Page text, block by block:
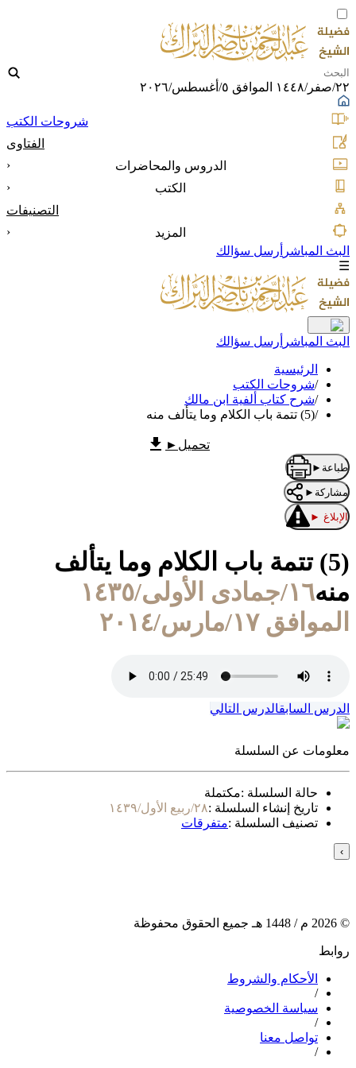
٢٢/صفر/١٤٤٨ الموافق ٥/أغسطس/٢٠٢٦
شروحات الكتب
الفتاوى
الدروس والمحاضرات
‹
الكتب
‹
التصنيفات
المزيد
‹
البث المباشر أرسل سؤالك
☰
البث المباشر أرسل سؤالك
الرئيسية
/شروحات الكتب
/شرح كتاب ألفية ابن مالك
/(5) تتمة باب الكلام وما يتألف منه
تحميل ►
طباعة ►
مشاركة ►
الإبلاغ ►
(5) تتمة باب الكلام وما يتألف
منه
١٦/جمادى الأولى/١٤٣٥
الموافق ١٧/مارس/٢٠١٤
الدرس السابقالدرس التالي
معلومات عن السلسلة
حالة السلسلة :مكتملة
تاريخ إنشاء السلسلة :٢٨/ربيع الأول/١٤٣٩
تصنيف السلسلة :متفرقات
›
©
2026 م / 1448 هـ جميع الحقوق محفوظة
روابط
الأحكام والشروط
/
سياسة الخصوصية
/
تواصل معنا
/